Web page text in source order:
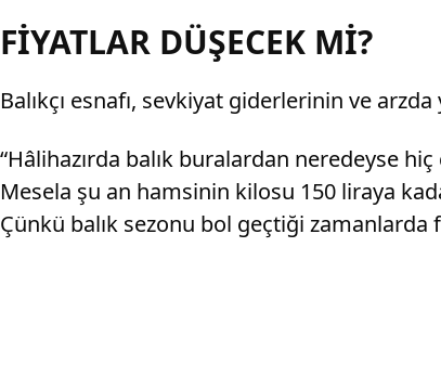
FİYATLAR DÜŞECEK Mİ?
Balıkçı esnafı, sevkiyat giderlerinin ve
“Hâlihazırda balık buralardan neredeyse
Mesela şu an hamsinin kilosu 150 liraya
Çünkü balık sezonu bol geçtiği